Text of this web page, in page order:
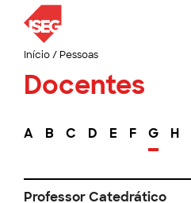
Início/ Pessoas
Docentes
A B C D E F G H
Professor Catedrático